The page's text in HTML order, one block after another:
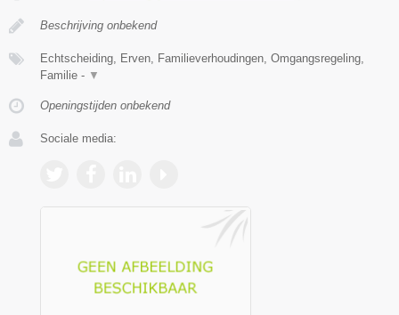
Beschrijving onbekend
Echtscheiding, Erven, Familieverhoudingen, Omgangsregeling,
Familie - ▼
Openingstijden onbekend
Sociale media: